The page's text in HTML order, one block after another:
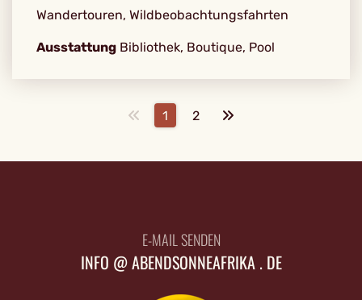
Wandertouren, Wildbeobachtungsfahrten
Ausstattung Bibliothek, Boutique, Pool
1 2
E-MAIL SENDEN
INFO @ ABENDSONNEAFRIKA . DE